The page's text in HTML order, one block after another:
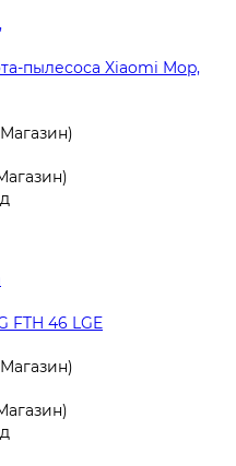
пылесоса Xiaomi Mop,
FTH 46 LGE